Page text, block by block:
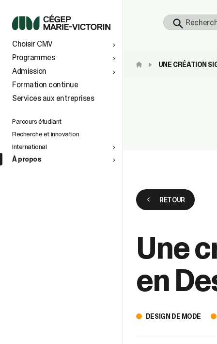
Choisir CMV
Programmes
Admission
Formation continue
Services aux entreprises
Parcours étudiant
Recherche et innovation
International
À propos
de la
AU
UNE CRÉATION
RETOUR
Une
en
DESIGN DE MODE